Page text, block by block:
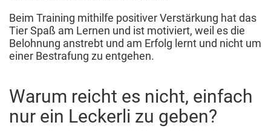
Beim Training mithilfe positiver Verstärkung hat das
Tier Spaß am Lernen und ist motiviert, weil es die
Belohnung anstrebt und am Erfolg lernt und nicht um
einer Bestrafung zu entgehen.
Warum reicht es nicht, einfach
nur ein Leckerli zu geben?